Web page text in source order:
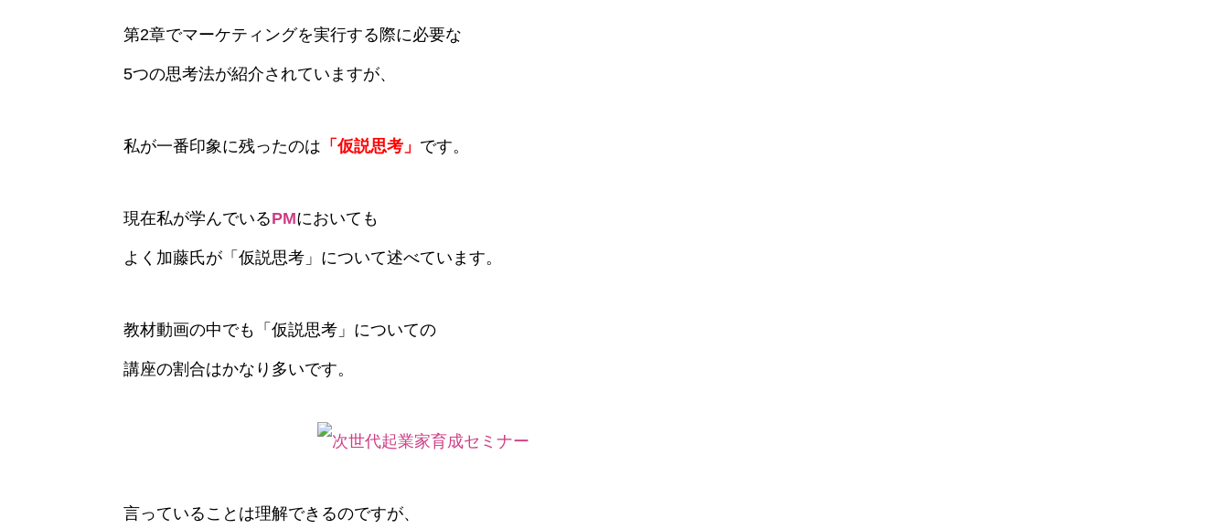
第2章でマーケティングを実行する際に必要な
5つの思考法が紹介されていますが、
私が一番印象に残ったのは 「仮説思考」 です。
現在私が学んでいるPMにおいても
よく加藤氏が「仮説思考」について述べています。
教材動画の中でも「仮説思考」についての
講座の割合はかなり多いです。
言っていることは理解できるのですが、